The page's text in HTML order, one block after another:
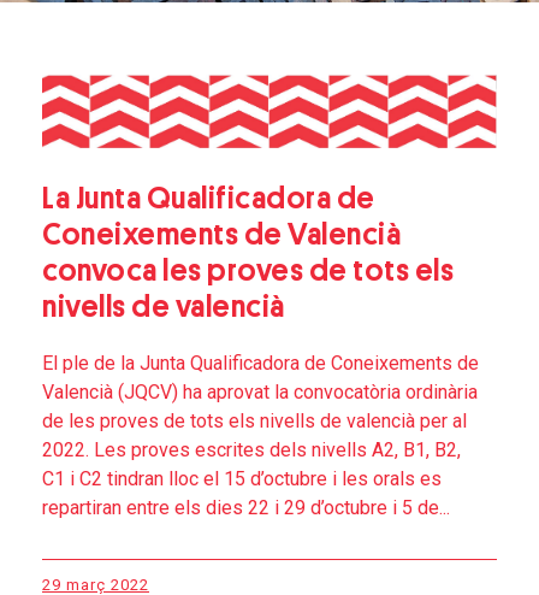
La Junta Qualificadora de
Coneixements de Valencià
convoca les proves de tots els
nivells de valencià
El ple de la Junta Qualificadora de Coneixements de
Valencià (JQCV) ha aprovat la convocatòria ordinària
de les proves de tots els nivells de valencià per al
2022. Les proves escrites dels nivells A2, B1, B2,
C1 i C2 tindran lloc el 15 d’octubre i les orals es
repartiran entre els dies 22 i 29 d’octubre i 5 de...
29 març 2022